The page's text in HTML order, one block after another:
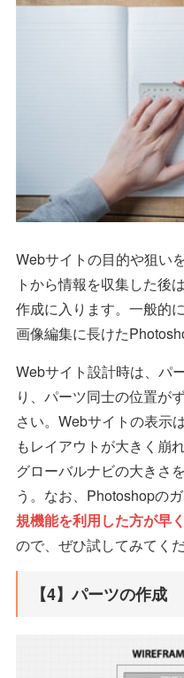
Webサイトの目的や狙い
トから情報を収集した後
作成に入ります。一般的
画像編集に長けた
Webサイト設計時は、パ
り、パーツ同士の位置が
さい。Webサイトの表示
もレイアウトが大きく崩
グローバルナビの大きさ
う。なお、Photoshopの
規機能を利用した方が早
ので、ぜひ試してみてくだ
【4】パーツの作成